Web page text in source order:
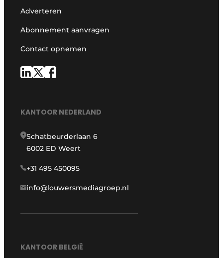
Adverteren
Abonnement aanvragen
Contact opnemen
KANTOOR NEDERLAND
Schatbeurderlaan 6
6002 ED Weert
+31 495 450095
info@louwersmediagroep.nl
KANTOOR BELGIË